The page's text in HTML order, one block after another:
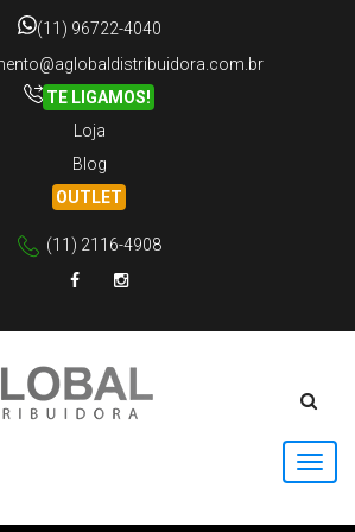
(11) 96722-4040
TE LIGAMOS!
Loja
Blog
OUTLET
(11) 2116-4908